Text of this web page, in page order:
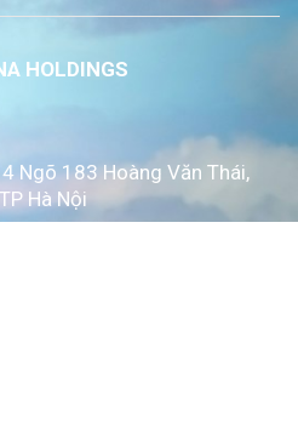
HOLDINGS
Ngõ 183 Hoàng Văn Thái,
Hà Nội